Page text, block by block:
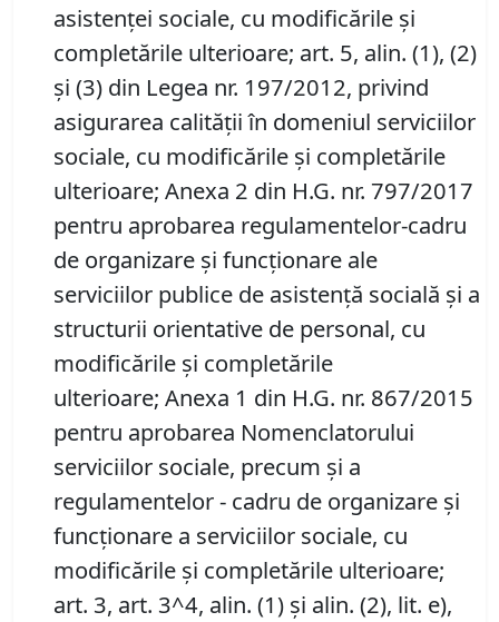
asistenţei sociale, cu modificările și
completările ulterioare; art. 5, alin. (1), (2)
şi (3) din Legea nr. 197/2012, privind
asigurarea calităţii în domeniul serviciilor
sociale, cu modificările şi completările
ulterioare; Anexa 2 din H.G. nr. 797/2017
pentru aprobarea regulamentelor-cadru
de organizare și funcționare ale
serviciilor publice de asistență socială și a
structurii orientative de personal, cu
modificările și completările
ulterioare; Anexa 1 din H.G. nr. 867/2015
pentru aprobarea Nomenclatorului
serviciilor sociale, precum şi a
regulamentelor - cadru de organizare şi
funcţionare a serviciilor sociale, cu
modificările și completările ulterioare;
art. 3, art. 3^4, alin. (1) şi alin. (2), lit. e),